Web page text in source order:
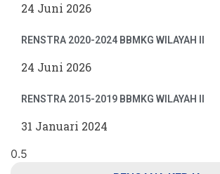
24 Juni 2026
RENSTRA 2020-2024 BBMKG WILAYAH II
24 Juni 2026
RENSTRA 2015-2019 BBMKG WILAYAH II
31 Januari 2024